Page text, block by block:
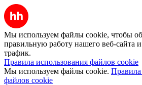
Мы используем файлы cookie, чтобы
правильную работу нашего веб-сайта и
трафик.
Правила использования файлов cookie
Мы используем файлы cookie. Правила
файлов cookie